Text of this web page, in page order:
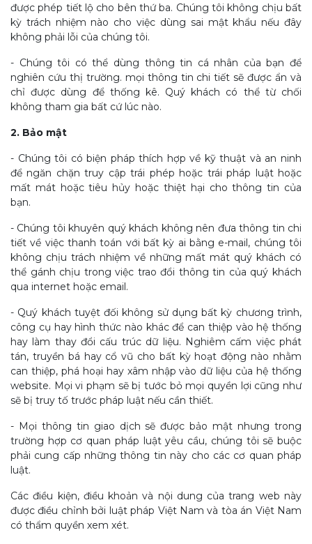
được phép tiết lộ cho bên thứ ba. Chúng tôi không chịu bất
kỳ trách nhiệm nào cho việc dùng sai mật khẩu nếu đây
không phải lỗi của chúng tôi.
- Chúng tôi có thể dùng thông tin cá nhân của bạn để
nghiên cứu thị trường. mọi thông tin chi tiết sẽ được ẩn và
chỉ được dùng để thống kê. Quý khách có thể từ chối
không tham gia bất cứ lúc nào.
2. Bảo mật
- Chúng tôi có biện pháp thích hợp về kỹ thuật và an ninh
để ngăn chặn truy cập trái phép hoặc trái pháp luật hoặc
mất mát hoặc tiêu hủy hoặc thiệt hại cho thông tin của
bạn.
- Chúng tôi khuyên quý khách không nên đưa thông tin chi
tiết về việc thanh toán với bất kỳ ai bằng e-mail, chúng tôi
không chịu trách nhiệm về những mất mát quý khách có
thể gánh chịu trong việc trao đổi thông tin của quý khách
qua internet hoặc email.
- Quý khách tuyệt đối không sử dụng bất kỳ chương trình,
công cụ hay hình thức nào khác để can thiệp vào hệ thống
hay làm thay đổi cấu trúc dữ liệu. Nghiêm cấm việc phát
tán, truyền bá hay cổ vũ cho bất kỳ hoạt động nào nhằm
can thiệp, phá hoại hay xâm nhập vào dữ liệu của hệ thống
website. Mọi vi phạm sẽ bị tước bỏ mọi quyền lợi cũng như
sẽ bị truy tố trước pháp luật nếu cần thiết.
- Mọi thông tin giao dịch sẽ được bảo mật nhưng trong
trường hợp cơ quan pháp luật yêu cầu, chúng tôi sẽ buộc
phải cung cấp những thông tin này cho các cơ quan pháp
luật.
Các điều kiện, điều khoản và nội dung của trang web này
được điều chỉnh bởi luật pháp Việt Nam và tòa án Việt Nam
có thẩm quyền xem xét.